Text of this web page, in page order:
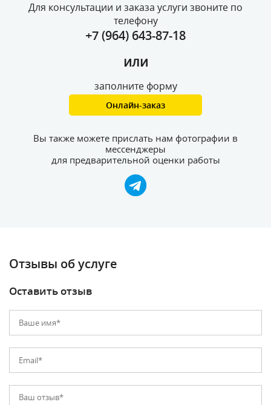
Для консультации и заказа услуги звоните по
телефону
+7 (964) 643-87-18
или
заполните форму
Онлайн-заказ
Вы также можете прислать нам фотографии в
мессенджеры
для предварительной оценки работы
Отзывы об услуге
Оставить отзыв